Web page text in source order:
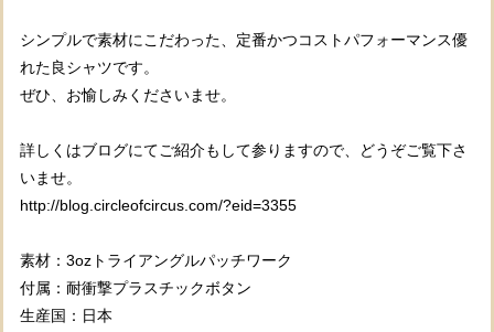
シンプルで素材にこだわった、定番かつコストパフォーマンス優
れた良シャツです。
ぜひ、お愉しみくださいませ。
詳しくはブログにてご紹介もして参りますので、どうぞご覧下さ
いませ。
http://blog.circleofcircus.com/?eid=3355
素材：3ozトライアングルパッチワーク
付属：耐衝撃プラスチックボタン
生産国：日本